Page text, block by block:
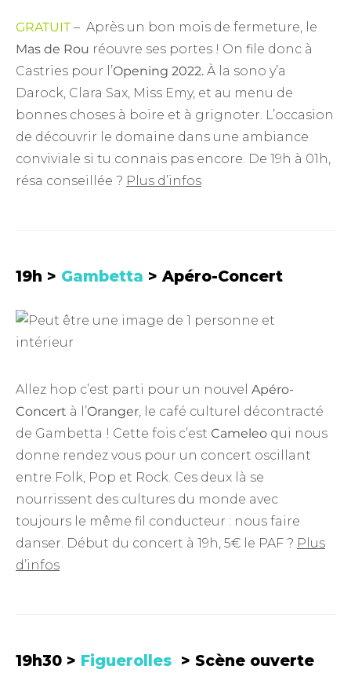
GRATUIT – Après un bon mois de fermeture, le
Mas de Rou réouvre ses portes ! On file donc à
Castries pour l’Opening 2022. À la sono y’a
Darock, Clara Sax, Miss Emy, et au menu de
bonnes choses à boire et à grignoter. L’occasion
de découvrir le domaine dans une ambiance
conviviale si tu connais pas encore. De 19h à 01h,
résa conseillée ? Plus d’infos
19h > Gambetta > Apéro-Concert
Allez hop c’est parti pour un nouvel Apéro-
Concert à l’Oranger, le café culturel décontracté
de Gambetta ! Cette fois c’est Cameleo qui nous
donne rendez vous pour un concert oscillant
entre Folk, Pop et Rock. Ces deux là se
nourrissent des cultures du monde avec
toujours le même fil conducteur : nous faire
danser. Début du concert à 19h, 5€ le PAF ? Plus
d’infos
19h30 > Figuerolles > Scène ouverte